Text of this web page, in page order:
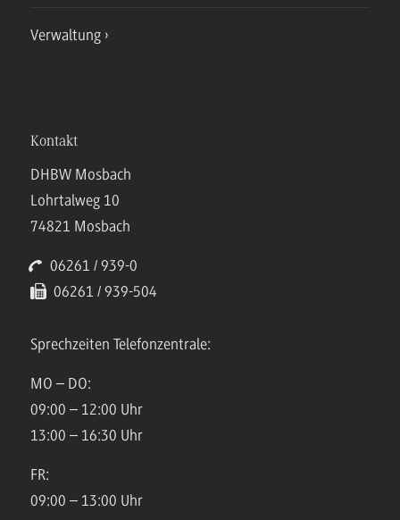
Verwaltung
Kontakt
DHBW Mosbach
Lohrtalweg 10
74821 Mosbach
06261 / 939-0
06261 / 939-504
Sprechzeiten Telefonzentrale:
MO – DO:
09:00 – 12:00 Uhr
13:00 – 16:30 Uhr
FR:
09:00 – 13:00 Uhr